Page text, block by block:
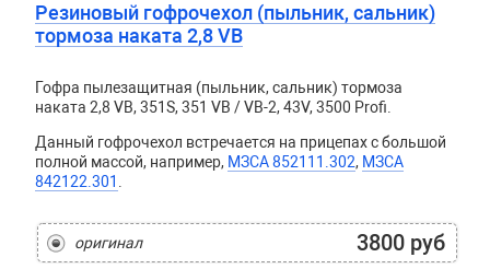
Резиновый гофрочехол (пыльник, сальник)
тормоза наката 2,8 VB
Гофра пылезащитная (пыльник, сальник) тормоза
наката 2,8 VB, 351S, 351 VB / VB-2, 43V, 3500 Profi.
Данный гофрочехол встречается на прицепах с большой
полной массой, например, МЗСА 852111.302, МЗСА
842122.301
оригинал 3800 руб